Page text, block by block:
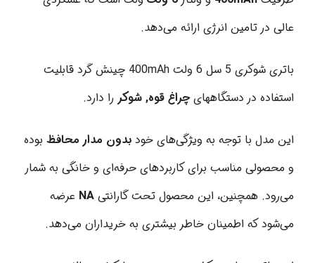
عالی در تامین انرژی ارائه می‌دهد.
باتری شوکری 5 سل 6 ولت 400mAh چینش گرد قابلیت
استفاده در دستگاههایچراغ قوه, شوکر را دارد.
این مدل با توجه به ویژگی‌های خود بدون مدار محافظ بوده
و محصولی مناسب برای کاربردهای حرفه‌ای و خانگی به شمار
می‌رود. همچنین، این محصول تحت گارانتی NA عرضه
می‌شود که اطمینان خاطر بیشتری به خریداران می‌دهد.